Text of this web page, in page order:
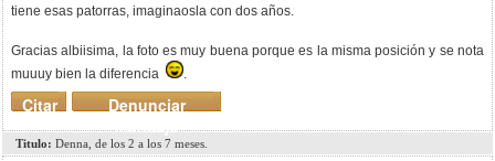
tiene esas patorras, imaginaosla con dos años.
Gracias albiisima, la foto es muy buena porque es la misma posición y se nota
muuuy bien la diferencia
.
Denunciar
mensaje
Citar
Titulo: Denna, de los 2 a los 7 meses.